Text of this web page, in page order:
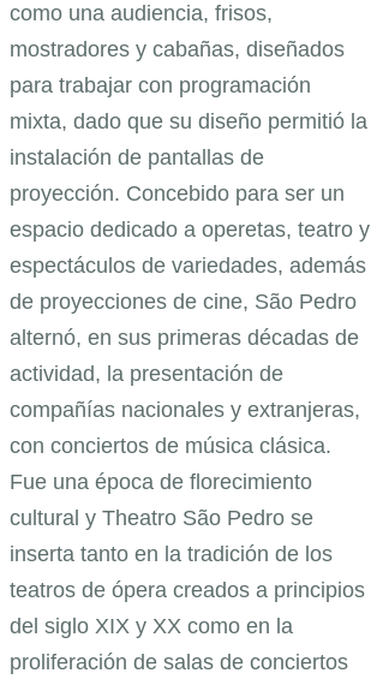
como una audiencia, frisos,
mostradores y cabañas, diseñados
para trabajar con programación
mixta, dado que su diseño permitió la
instalación de pantallas de
proyección. Concebido para ser un
espacio dedicado a operetas, teatro y
espectáculos de variedades, además
de proyecciones de cine, São Pedro
alternó, en sus primeras décadas de
actividad, la presentación de
compañías nacionales y extranjeras,
con conciertos de música clásica.
Fue una época de florecimiento
cultural y Theatro São Pedro se
inserta tanto en la tradición de los
teatros de ópera creados a principios
del siglo XIX y XX como en la
proliferación de salas de conciertos